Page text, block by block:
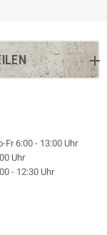
Fr 6:00 - 13:00 Uhr
Uhr
- 12:30 Uhr